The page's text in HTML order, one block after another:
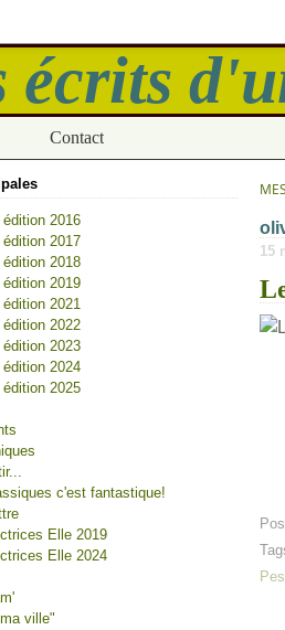
Contact
2016
2017
2018
2019
2021
2022
2023
2024
2025
c'est fantastique!
Elle 2019
Elle 2024
ville"
15